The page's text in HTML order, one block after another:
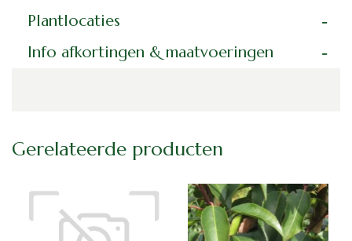
Plantlocaties
Info afkortingen & maatvoeringen
Gerelateerde producten